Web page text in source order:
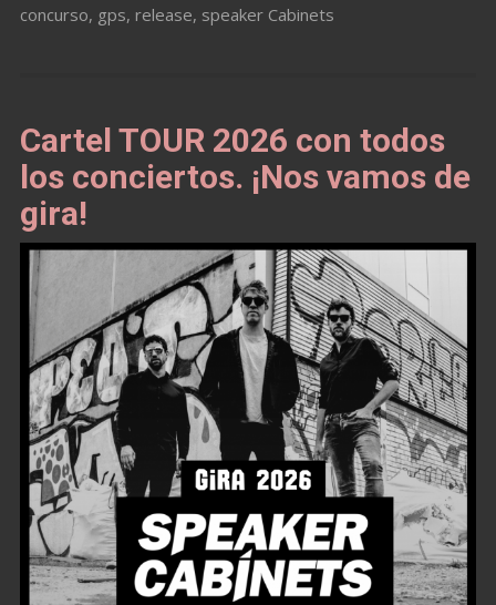
concurso, gps, release, speaker Cabinets
Cartel TOUR 2026 con todos
los conciertos. ¡Nos vamos de
gira!